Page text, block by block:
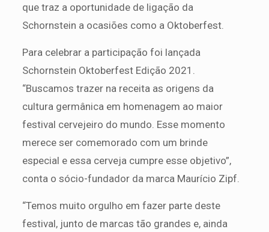
que traz a oportunidade de ligação da
Schornstein a ocasiões como a Oktoberfest.
Para celebrar a participação foi lançada
Schornstein Oktoberfest Edição 2021.
“Buscamos trazer na receita as origens da
cultura germânica em homenagem ao maior
festival cervejeiro do mundo. Esse momento
merece ser comemorado com um brinde
especial e essa cerveja cumpre esse objetivo”,
conta o sócio-fundador da marca Maurício Zipf.
“Temos muito orgulho em fazer parte deste
festival, junto de marcas tão grandes e, ainda